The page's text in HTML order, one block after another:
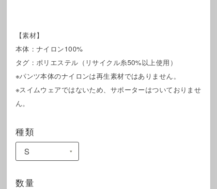
【素材】
本体：ナイロン100%
タグ：ポリエステル（リサイクル糸50%以上使用）
※パンツ本体のナイロンは再生素材ではありません。
※スイムウェアではないため、サポーターはついておりませ
ん。
種類
数量